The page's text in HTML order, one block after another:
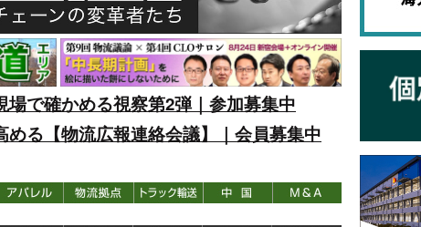
で確かめる視察第2弾｜参加募集中
る【物流広報連絡会議】｜会員募集中